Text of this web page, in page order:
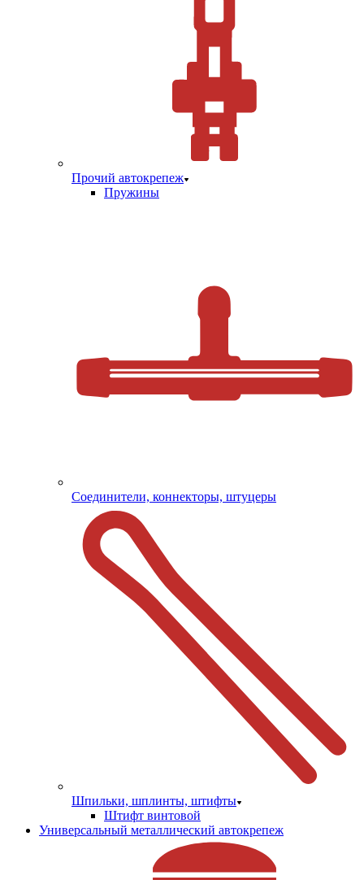
Прочий автокрепеж
Пружины
Соединители, коннекторы, штуцеры
Шпильки, шплинты, штифты
Штифт винтовой
Универсальный металлический автокрепеж